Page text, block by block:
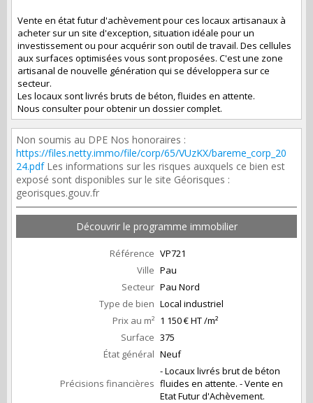
Vente en état futur d'achèvement pour ces locaux artisanaux à
acheter sur un site d'exception, situation idéale pour un
investissement ou pour acquérir son outil de travail. Des cellules
aux surfaces optimisées vous sont proposées. C'est une zone
artisanal de nouvelle génération qui se développera sur ce
secteur.
Les locaux sont livrés bruts de béton, fluides en attente.
Nous consulter pour obtenir un dossier complet.
Non soumis au DPE Nos honoraires :
https://files.netty.immo/file/corp/65/VUzKX/bareme_corp_20
24.pdfLes informations sur les risques auxquels ce bien est
exposé sont disponibles sur le site Géorisques :
georisques.gouv.fr
Découvrir le programme immobilier
Référence VP721
Ville Pau
Secteur Pau Nord
Type de bien Local industriel
Prix au m² 1 150 € HT /m²
Surface 375
État général Neuf
Précisions financières
- Locaux livrés brut de béton
fluides en attente. - Vente en
Etat Futur d'Achèvement.